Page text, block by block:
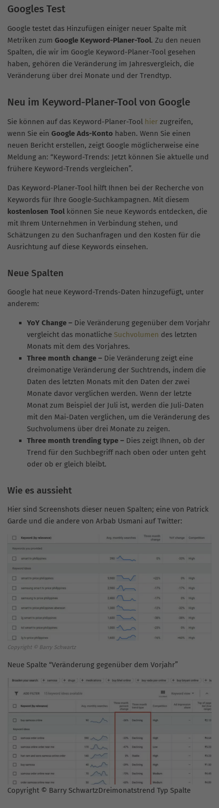
Googles Test
Google testet das Hinzufügen einiger neuer Spalte mit
Metriken zum Google Keyword-Planer-Tool. Zu den neuen
Spalten, die wir im Google Keyword-Planer-Tool gesehen
haben, gehören die Veränderung im Jahresvergleich, die
Veränderung über drei Monate und der Trendtyp.
Neu im Keyword-Planer-Tool von Google
Sie können auf das Keyword-Planer-Tool hier zugreifen,
wenn Sie ein Google Ads-Konto haben. Wenn Sie einen
neuen Bericht erstellen, zeigt Google möglicherweise eine
Meldung an: “Keyword-Trends: Jetzt können Sie aktuelle und
frühere Keyword-Trends vergleichen”.
Das Keyword-Planer-Tool hilft Ihnen bei der Recherche von
Keywords für Ihre Google-Suchkampagnen. Mit diesem
kostenlosen Toolkönnen Sie neue Keywords entdecken, die
mit Ihrem Unternehmen in Verbindung stehen, und
Schätzungen zu den Suchanfragen und den Kosten für die
Ausrichtung auf diese Keywords einsehen.
Neue Spalten
Google hat neue Keyword-Trends-Daten hinzugefügt, unter
anderem:
YoY Change – Die Veränderung gegenüber dem Vorjahr
vergleicht das monatliche Suchvolumen des letzten
Monats mit dem des Vorjahres.
Three month change – Die Veränderung zeigt eine
dreimonatige Veränderung der Suchtrends, indem die
Daten des letzten Monats mit den Daten der zwei
Monate davor verglichen werden. Wenn der letzte
Monat zum Beispiel der Juli ist, werden die Juli-Daten
mit den Mai-Daten verglichen, um die Veränderung des
Suchvolumens über drei Monate zu zeigen.
Three month trending type – Dies zeigt Ihnen, ob der
Trend für den Suchbegriff nach oben oder unten geht
oder ob er gleich bleibt.
Wie es aussieht
Hier sind Screenshots dieser neuen Spalten; eine von Patrick
Garde und die andere von Arbab Usmani auf Twitter:
Copyright © Barry Schwartz
Neue Spalte “Veränderung gegenüber dem Vorjahr”
Copyright © Barry SchwartzDreimonatstrend Typ Spalte